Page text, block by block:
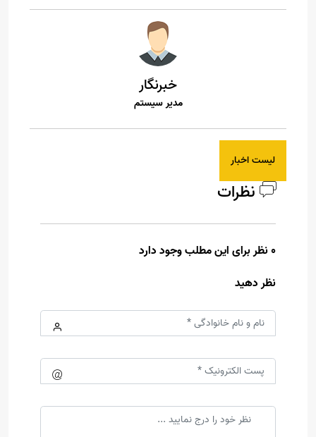
خبرنگار
مدیر سیستم
لیست اخبار
نظرات
0 نظر برای این مطلب وجود دارد
نظر دهید